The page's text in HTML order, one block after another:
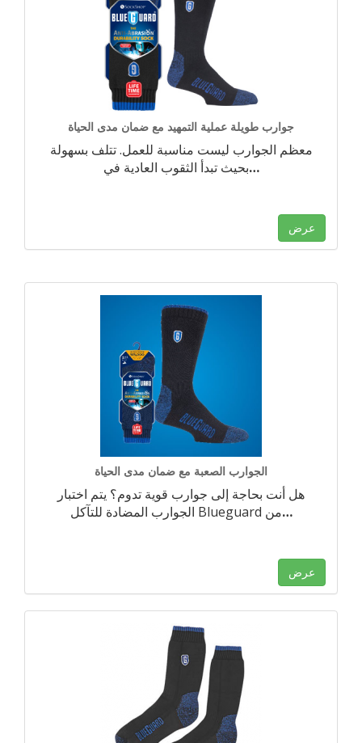
جوارب طويلة عملية التمهيد مع ضمان مدى الحياة
معظم الجوارب ليست مناسبة للعمل. تتلف بسهولة
بحيث تبدأ الثقوب العادية في…
عرض
الجوارب الصعبة مع ضمان مدى الحياة
هل أنت بحاجة إلى جوارب قوية تدوم؟ يتم اختبار
الجوارب المضادة للتآكل Blueguard من…
عرض